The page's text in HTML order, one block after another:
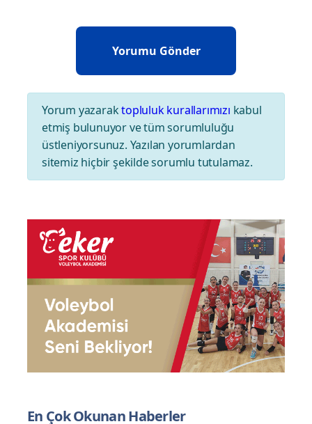
Yorum yazaraktopluluk kurallarımızı kabul
etmiş bulunuyor ve tüm sorumluluğu
üstleniyorsunuz. Yazılan yorumlardan
sitemiz hiçbir şekilde sorumlu tutulamaz.
GENEL
Nilüfer Belediyespor
Eker hareketlendi
07.04.2025 - 12:02|GÜNCELLEME:07.04.2025 -
40
GÖRÜNTÜLEME